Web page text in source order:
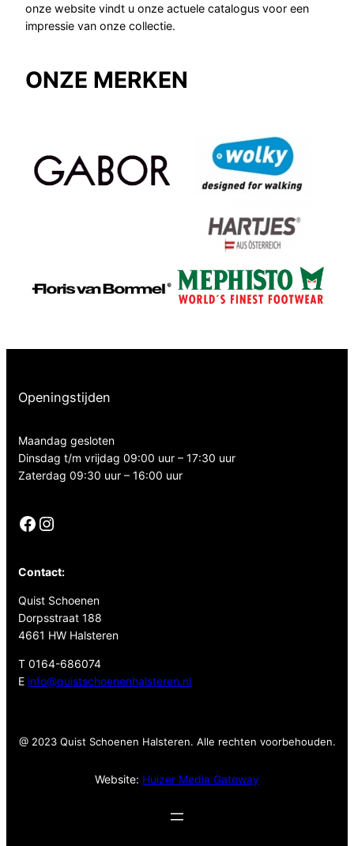
onze website vindt u onze actuele catalogus voor een
impressie van onze collectie.
ONZE MERKEN
Openingstijden
Maandag gesloten
Dinsdag t/m vrijdag 09:00 uur – 17:30 uur
Zaterdag 09:30 uur – 16:00 uur
Facebook Instagram
Contact:
Quist Schoenen
Dorpsstraat 188
4661 HW Halsteren
T 0164-686074
E info@quistschoenenhalsteren.nl
@ 2023 Quist Schoenen Halsteren. Alle rechten voorbehouden.
Website: Huizer Media Gateway